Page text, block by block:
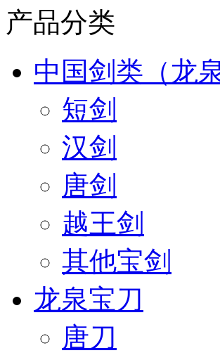
产品分类
中国剑类（龙
短剑
汉剑
唐剑
越王剑
其他宝剑
龙泉宝刀
唐刀